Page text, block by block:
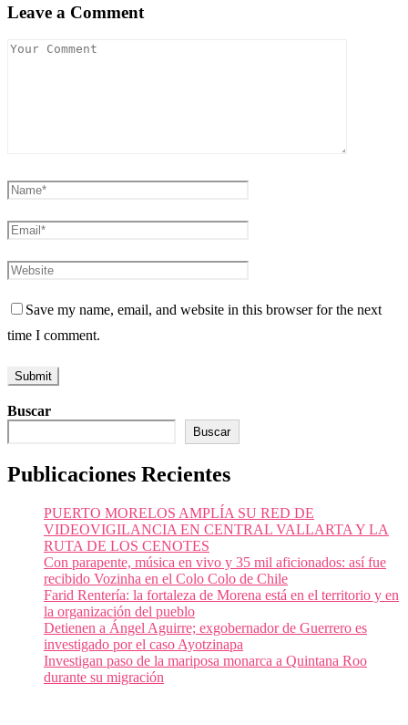
Leave a Comment
Save my name, email, and website in this browser for the next
time I comment.
Buscar
Buscar
Publicaciones Recientes
PUERTO MORELOS AMPLÍA SU RED DE
VIDEOVIGILANCIA EN CENTRAL VALLARTA Y LA
RUTA DE LOS CENOTES
Con parapente, música en vivo y 35 mil aficionados: así fue
recibido Vozinha en el Colo Colo de Chile
Farid Rentería: la fortaleza de Morena está en el territorio y en
la organización del pueblo
Detienen a Ángel Aguirre; exgobernador de Guerrero es
investigado por el caso Ayotzinapa
Investigan paso de la mariposa monarca a Quintana Roo
durante su migración